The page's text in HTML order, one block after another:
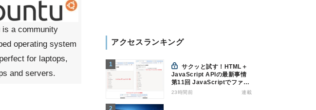
is a community
operating system
for laptops,
and servers.
アクセスランキング
サクッと試す！HTML＋
JavaScript APIの最新事情
第11回 JavaScriptでファイ
ル管理！Origin Private File
23時間前 連載